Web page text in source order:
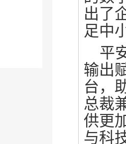
出了
足中
平
输出
台，
总裁
供更
与科